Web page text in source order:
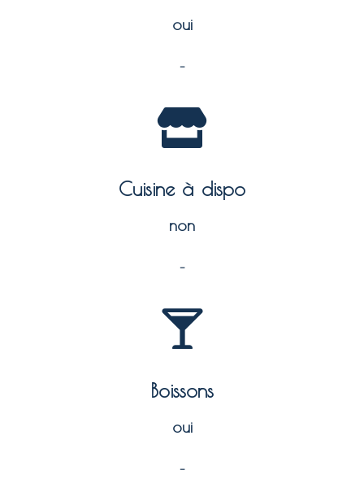
oui
–
Cuisine à dispo
non
–
Boissons
oui
–